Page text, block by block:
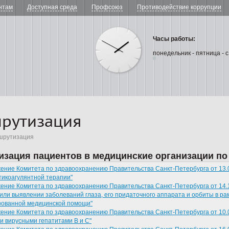
пациентов в медицинские организации
Комитета по здравоохранению Правительства Санкт-Петербурга от
терапии"
Комитета по здравоохранению Правительства Санкт-Петербурга от
выявлении заболеваний глаза, его придаточного аппарата и орбиты в
медицинской помощи"
Комитета по здравоохранению Правительства Санкт-Петербурга от
вирусными гепатитами B и C"
венерологический диспансер № 8" Санкт-Петербургское
Часы работы:
понедельник - пятница -
Доступная среда Профсоюз Противодействие коррупции